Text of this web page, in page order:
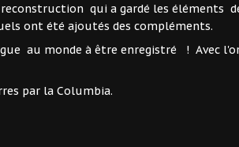
qui a gardé les éléments
ont été ajoutés des compléments.
au monde à être enregistré ! Avec
par la Columbia.